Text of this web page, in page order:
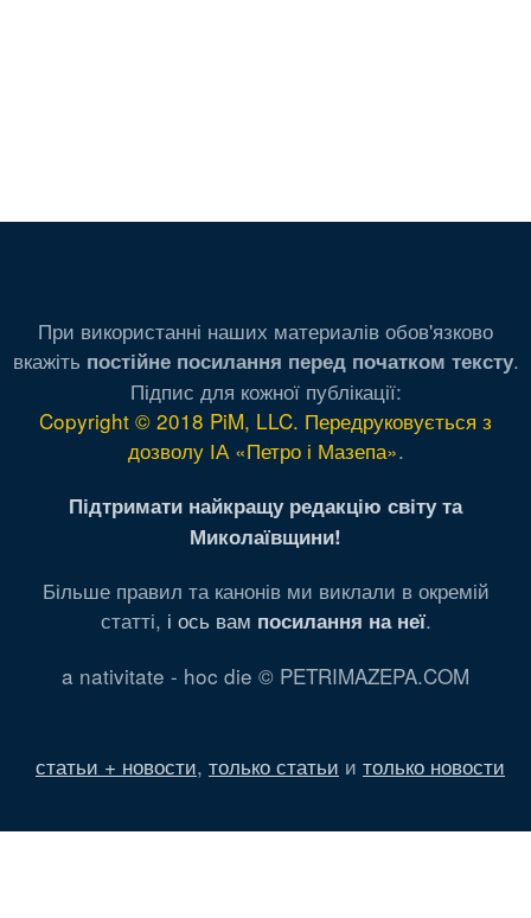
При використанні наших материалів обов'язково
вкажіть постійне посилання перед початком тексту.
Підпис для кожної публікації:
Copyright © 2018 PiM, LLC. Передруковується з
дозволу ІА «Петро і Мазепа».
Підтримати найкращу редакцію світу та
Миколаївщини!
Більше правил та канонів ми виклали в окремій
статті, і ось вам посилання на неї.
a nativitate - hoc die © PETRIMAZEPA.COM
статьи + новости, только статьи и только новости